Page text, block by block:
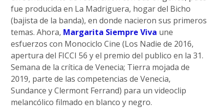
fue producida en La Madriguera, hogar del Bicho
(bajista de la banda), en donde nacieron sus primeros
temas. Ahora, Margarita Siempre Viva une
esfuerzos con Monociclo Cine (Los Nadie de 2016,
apertura del FICCI 56 y el premio del publico en la 31.
Semana de la crítica de Venecia; Tierra mojada de
2019, parte de las competencias de Venecia,
Sundance y Clermont Ferrand) para un videoclip
melancólico filmado en blanco y negro.